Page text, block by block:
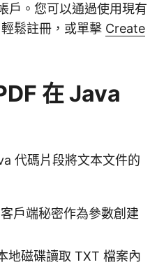
戶。您可以通過使用現有
鬆註冊，或單擊 Create
在 Java
代碼片段將文本文件的
戶端秘密作為參數創建
地磁碟讀取 TXT 檔案內